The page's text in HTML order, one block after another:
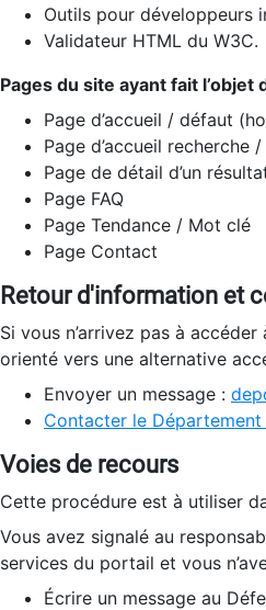
Outils pour développeurs
Validateur HTML du W3C.
Pages du site ayant fait
Page d’accueil / défaut
Page d’accueil recherche
Page de détail d’un
Page FAQ
Page Tendance / Mot clé
Page Contact
Retour d'information et
Si vous n’arrivez pas à
orienté vers une alternative
Envoyer un message :
Contacter le
Voies de recours
Cette procédure est à utiliser
Vous avez signalé au
services du portail et vous
Écrire un message au